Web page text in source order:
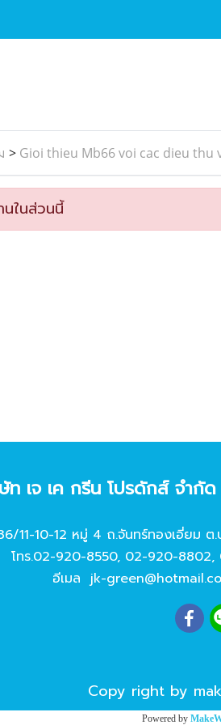
> Gioi thieu Mb66 voi cac dieu thu
นในส่วนนี้
ท เจ เค กรีน โปรดักส์ จํากั
11-10-12 หมู่ 4 ถ.จันทร์ทองเอี่ยม ต
โทร.02-920-8550, 02-920-8802,
อีเมล jk-
Copy right by
Powered by